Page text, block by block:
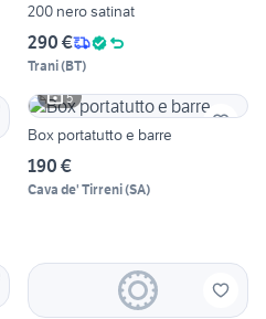
200 nero satinat
290 €
Trani(BT)
5
Box portatutto e barre
190 €
Cava de' Tirreni(SA)